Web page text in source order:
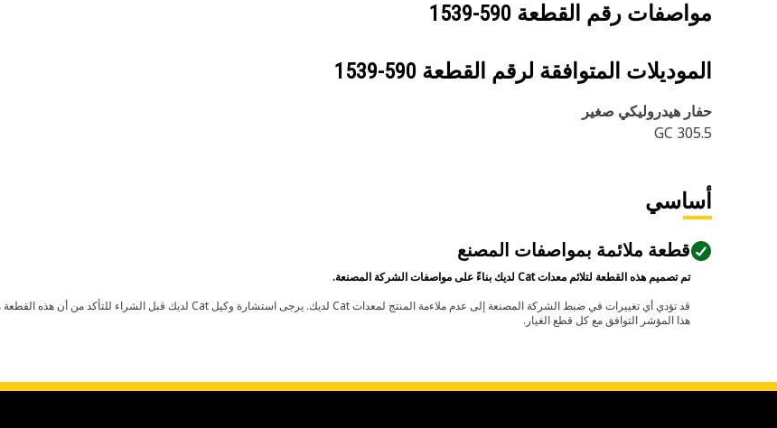
مواصفات رقم القطعة 590-1539
الموديلات المتوافقة لرقم القطعة 590-1539
حفار هيدروليكي‬ صغير
305.5 GC
أساسي
قطعة ملائمة بمواصفات المصنع
تم تصميم هذه القطعة لتلائم معدات Cat لديك بناءً على مواصفات الشركة المصنعة.
هذا المؤشر التوافق مع كل قطع الغيار.